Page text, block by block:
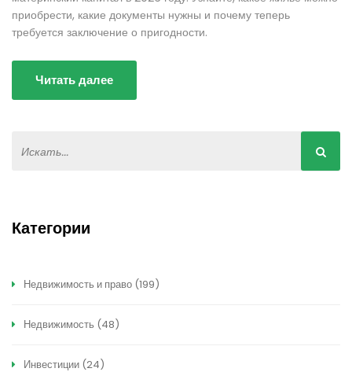
приобрести, какие документы нужны и почему теперь
требуется заключение о пригодности.
Читать далее
Категории
Недвижимость и право (199)
Недвижимость (48)
Инвестиции (24)